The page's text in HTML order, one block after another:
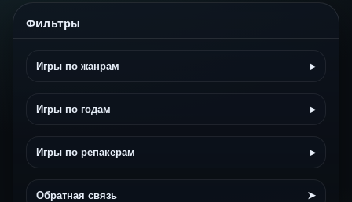
Фильтры
Игры по жанрам ▸
Игры по годам ▸
Игры по репакерам ▸
Обратная связь ➤